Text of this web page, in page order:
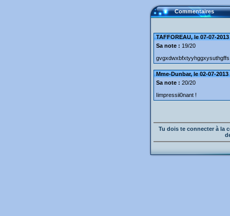
Commentaires
TAFFOREAU, le 07-07-
Sa note : 19/20
gvgxdwxbfxtyyhggxysuthgffs
Mme-Dunbar, le 02-07-2013
Sa note : 20/20
Iimpressii0nant !
Tu dois te connecter à la